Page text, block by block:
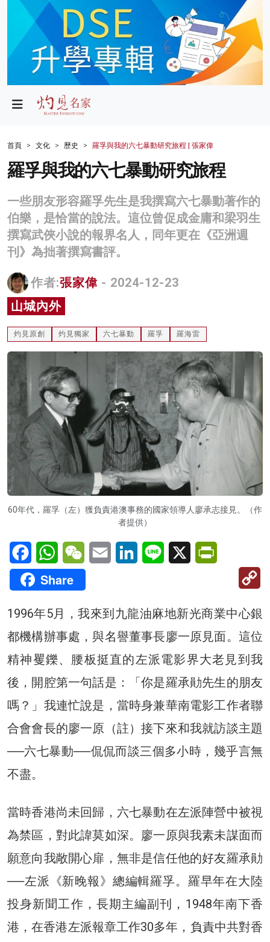
政局
財經
生活
商業
科技
名家榜
灼見活動
關於我們
首頁 文化 歷史 羅孚與我的六七暴動研究旅程 | 張家偉
羅孚與我的六七暴動研究旅程
一些朋友形容羅孚先生是我撰寫六七暴動著作的
伯樂，是恰當的說法。這位曾促成金庸和梁羽生
撰寫武俠小說的報界名人，同年更在《亞洲週
刊》為拙著撰寫書評。
作者:張家偉 - 2024-12-23
山城內外
灼見原創 灼見獨家 六七暴動 羅孚 羅海雷
60年代，羅孚（左）獲負責港澳事務的國家領導人廖承志接見。（作
者提供）
FacebookWhatsAppWeChatEmail LinkedInLine X
Share
1996年5月，我來到九龍油麻地新光商業中心銀
都機構辦事處，與名譽董事長廖一原見面。這位
精神矍鑠、腰板挺直的左派電影界大老見到我
後，開腔第一句話是：「你是羅承勛先生的朋友
嗎？」我連忙說是，當時身兼華南電影工作者聯
合會會長的廖一原（註）接下來和我就訪談主題
──六七暴動──侃侃而談三個多小時，幾乎言無
不盡。
當時香港尚未回歸，六七暴動在左派陣營中被視
為禁區，對此諱莫如深。廖一原與我素未謀面而
願意向我敞開心扉，無非是信任他的好友羅承勛
──左派《新晚報》總編輯羅孚。羅早年在大陸
投身新聞工作，長期主編副刊，1948年南下香
港，在香港左派報章工作30多年，負責中共對香